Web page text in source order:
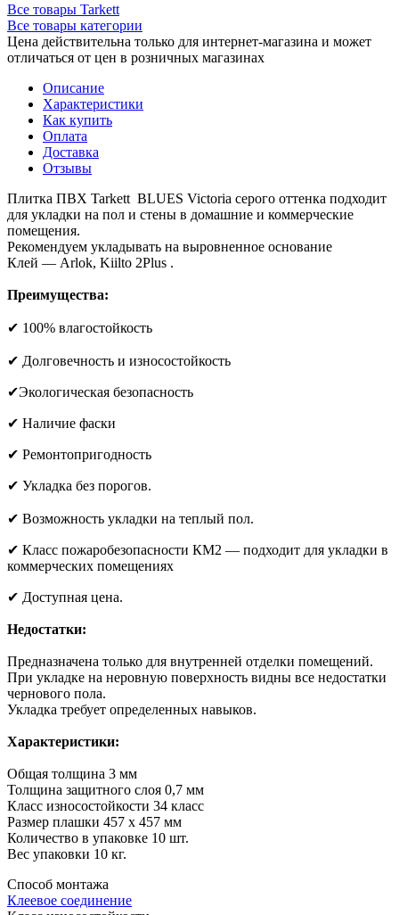
Все товары Tarkett
Все товары категории
Цена действительна только для интернет-магазина и может
отличаться от цен в розничных магазинах
Описание
Характеристики
Как купить
Оплата
Доставка
Отзывы
Плитка ПВХ Tarkett BLUES Victoria серого оттенка подходит
для укладки на пол и стены в домашние и коммерческие
помещения.
Рекомендуем укладывать на выровненное основание
Клей — Arlok, Kiilto 2Plus .
Преимущества:
✔ 100% влагостойкость
✔ Долговечность и износостойкость
✔Экологическая безопасность
✔ Наличие фаски
✔ Ремонтопригодность
✔ Укладка без порогов.
✔ Возможность укладки на теплый пол.
✔ Класс пожаробезопасности КМ2 — подходит для укладки в
коммерческих помещениях
✔ Доступная цена.
Недостатки:
Предназначена только для внутренней отделки помещений.
При укладке на неровную поверхность видны все недостатки
чернового пола.
Укладка требует определенных навыков.
Характеристики:
Общая толщина 3 мм
Толщина защитного слоя 0,7 мм
Класс износостойкости 34 класс
Размер плашки 457 х 457 мм
Количество в упаковке 10 шт.
Вес упаковки 10 кг.
Способ монтажа
Клеевое соединение